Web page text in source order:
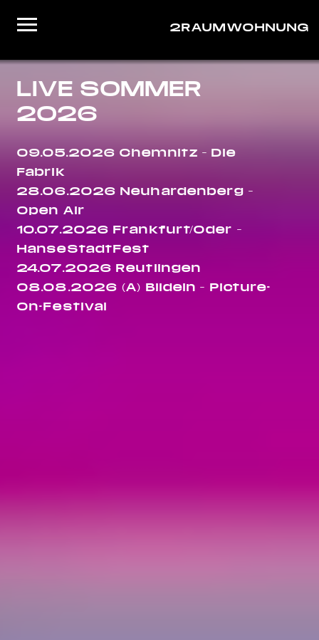
About/Contact
2RAUMWOHNUNG
LIVE SOMMER
2026
09.05.2026 Chemnitz – Die
Fabrik
28.06.2026 Neuhardenberg –
Open Air
10.07.2026 Frankfurt/Oder –
HanseStadtFest
24.07.2026 Reutlingen
08.08.2026 (A) Bildein – Picture-
On-Festival